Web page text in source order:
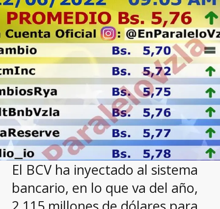
El BCV ha inyectado al sistema
bancario, en lo que va del año,